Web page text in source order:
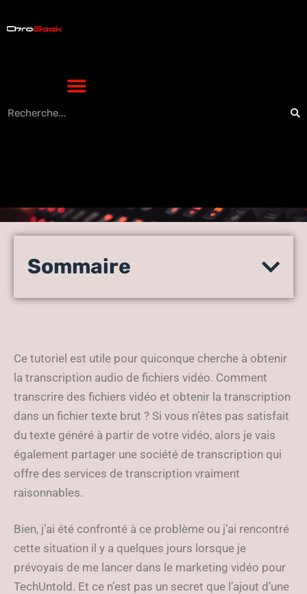
transcription audio de
YouTube ?
Sommaire
Ce tutoriel est utile pour quiconque cherche à obtenir
la transcription audio de fichiers vidéo. Comment
transcrire des fichiers vidéo et obtenir la transcription
dans un fichier texte brut ? Si vous n’êtes pas satisfait
du texte généré à partir de votre vidéo, alors je vais
également partager une société de transcription qui
offre des services de transcription vraiment
raisonnables.
Bien, j’ai été confronté à ce problème ou j’ai rencontré
cette situation il y a quelques jours lorsque je
prévoyais de me lancer dans le marketing vidéo pour
TechUntold. Et ce n’est pas un secret que l’ajout d’une